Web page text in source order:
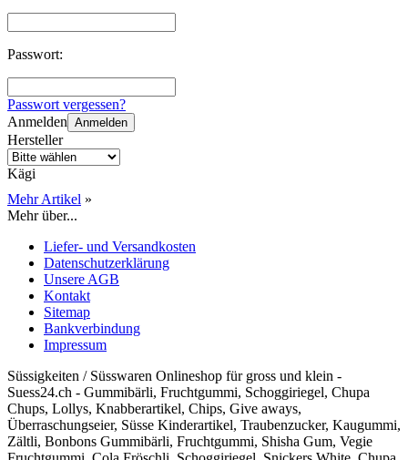
Passwort:
Passwort vergessen?
Anmelden Anmelden
Hersteller
Kägi
Mehr Artikel »
Mehr über...
Liefer- und Versandkosten
Datenschutzerklärung
Unsere AGB
Kontakt
Sitemap
Bankverbindung
Impressum
Süssigkeiten / Süsswaren Onlineshop für gross und klein -
Suess24.ch - Gummibärli, Fruchtgummi, Schoggiriegel, Chupa
Chups, Lollys, Knabberartikel, Chips, Give aways,
Überraschungseier, Süsse Kinderartikel, Traubenzucker, Kaugummi,
Zältli, Bonbons Gummibärli, Fruchtgummi, Shisha Gum, Vegie